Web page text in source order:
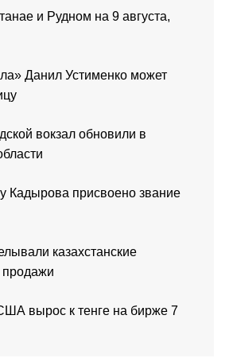
и Рудном на 9 августа,
Данил Устименко может
вокзал обновили в
Кадырова присвоено звание
казахстанские
продажи
вырос к тенге на бирже 7